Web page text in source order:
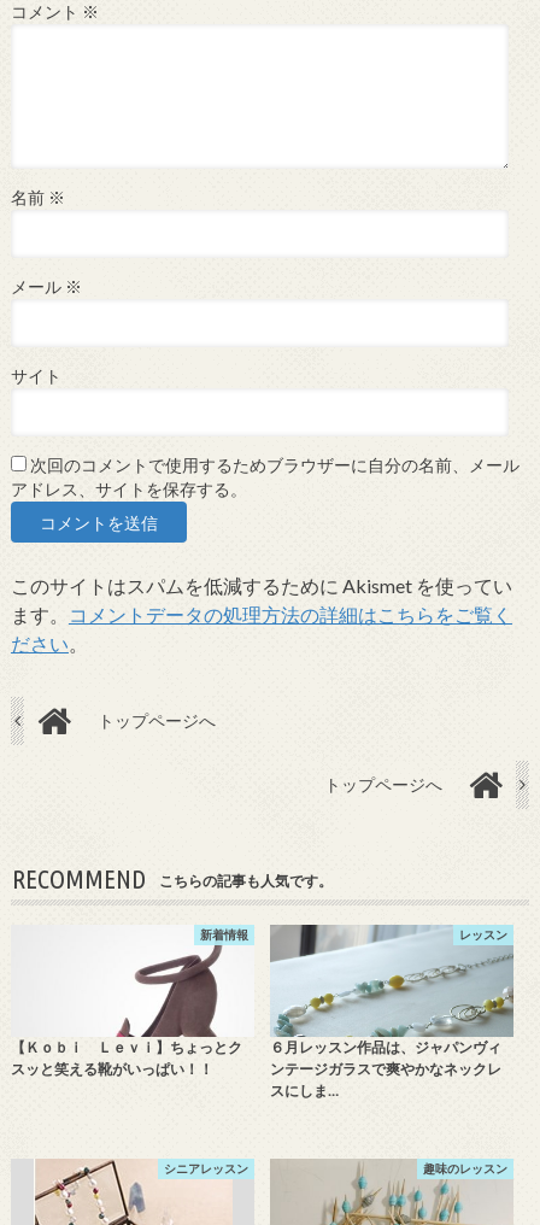
コメント ※
名前 ※
メール ※
サイト
次回のコメントで使用するためブラウザーに自分の名前、メール
アドレス、サイトを保存する。
このサイトはスパムを低減するために Akismet を使ってい
ます。
コメントデータの処理方法の詳細はこちらをご覧く
ださい。
トップページへ
トップページへ
RECOMMEND こちらの記事も人気です。
新着情報
【Ｋｏｂｉ Ｌｅｖｉ】ちょっとク
スッと笑える靴がいっぱい！！
レッスン
６月レッスン作品は、ジャパンヴィ
ンテージガラスで爽やかなネックレ
スにしま…
シニアレッスン 趣味のレッスン